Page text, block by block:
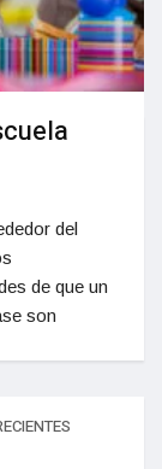
del
de que un
son